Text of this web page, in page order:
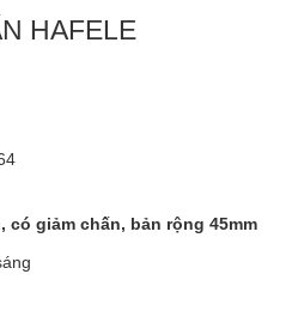
HAFELE
có giảm chấn, bản rộng 45mm